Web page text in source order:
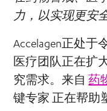
力，以实现更安
Accelagen正处
医疗团队正在扩
究需求。来自药
键专家 正在帮助